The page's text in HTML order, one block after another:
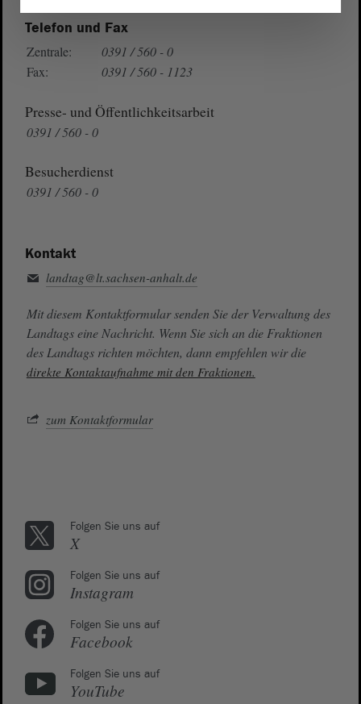
Telefon und Fax
Zentrale:
0391 / 560 - 0
Fax:
0391 / 560 - 1123
Presse- und Öffentlichkeitsarbeit
0391 / 560 - 0
Besucherdienst
0391 / 560 - 0
Kontakt
landtag@lt.sachsen-anhalt.de
Mit diesem Kontaktformular senden Sie der Verwaltung des
Landtags eine Nachricht. Wenn Sie sich an die Fraktionen
des Landtags richten möchten, dann empfehlen wir die
direkte Kontaktaufnahme mit den Fraktionen.
zum Kontaktformular
Folgen Sie uns auf
X
Folgen Sie uns auf
Instagram
Folgen Sie uns auf
Facebook
Folgen Sie uns auf
YouTube